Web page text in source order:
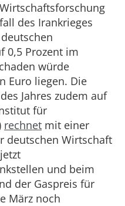
des Irankrieges
0,5 Prozent im
würde
Euro liegen. Die
Jahres zudem auf
für
rechnet mit einer
deutschen Wirtschaft
und beim
der Gaspreis für
März noch